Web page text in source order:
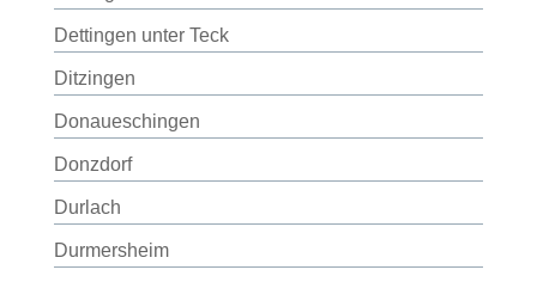
Dettingen unter Teck
Ditzingen
Donaueschingen
Donzdorf
Durlach
Durmersheim